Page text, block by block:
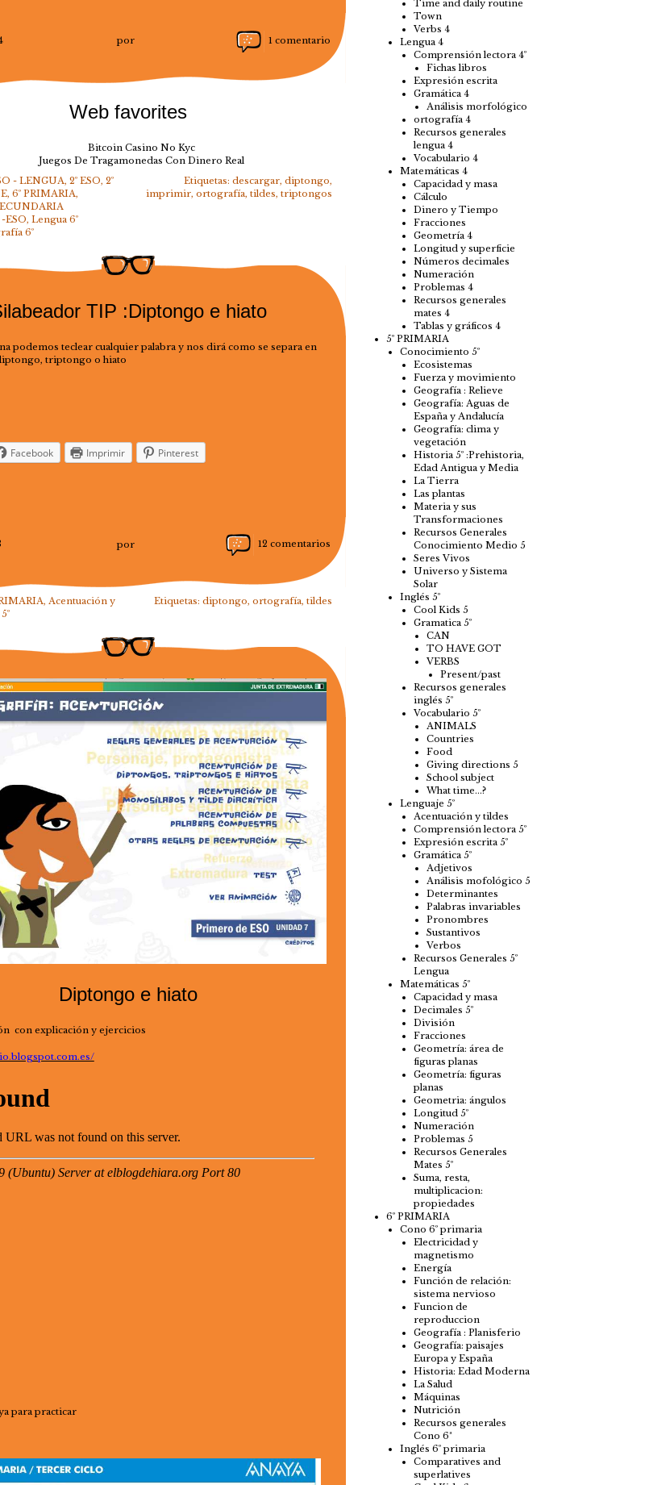
por 1 comentario
Web favorites
Bitcoin Casino No Kyc
Juegos De Tragamonedas Con Dinero Real
- LENGUA, 2º ESO, 2º
, 6º PRIMARIA,
ESO, Lengua 6º
6º
Etiquetas:descargar,diptongo,
imprimir,ortografía,tildes,triptongos
TIP :Diptongo e hiato
podemos teclear cualquier palabra y nos dirá como se separa en
triptongo o hiato
Facebook Imprimir Pinterest
por 12 comentarios
, Acentuación y
Etiquetas:diptongo,ortografía,tildes
Diptongo e hiato
con explicación y ejercicios
para practicar
Time and daily routine
Town
Verbs 4
Lengua 4
Comprensión lectora 4º
Fichas libros
Expresión escrita
Gramática 4
Análisis morfológico
ortografía 4
Recursos generales
lengua 4
Vocabulario 4
Matemáticas 4
Capacidad y masa
Cálculo
Dinero y Tiempo
Fracciones
Geometría 4
Longitud y superficie
Números decimales
Numeración
Problemas 4
Recursos generales
mates 4
Tablas y gráficos 4
5º PRIMARIA
Conocimiento 5º
Ecosistemas
Fuerza y movimiento
Geografía : Relieve
Geografía: Aguas de
España y Andalucía
Geografía: clima y
vegetación
Historia 5º :Prehistoria,
Edad Antigua y Media
La Tierra
Las plantas
Materia y sus
Transformaciones
Recursos Generales
Conocimiento Medio 5
Seres Vivos
Universo y Sistema
Solar
Inglés 5º
Cool Kids 5
Gramatica 5º
CAN
TO HAVE GOT
VERBS
Present/past
Recursos generales
inglés 5º
Vocabulario 5º
ANIMALS
Countries
Food
Giving directions 5
School subject
What time…?
Lenguaje 5º
Acentuación y tildes
Comprensión lectora 5º
Expresión escrita 5º
Gramática 5º
Adjetivos
Análisis mofológico 5
Determinantes
Palabras invariables
Pronombres
Sustantivos
Verbos
Recursos Generales 5º
Lengua
Matemáticas 5º
Capacidad y masa
Decimales 5º
División
Fracciones
Geometría: área de
figuras planas
Geometría: figuras
planas
Geometria: ángulos
Longitud 5º
Numeración
Problemas 5
Recursos Generales
Mates 5º
Suma, resta,
multiplicacion:
propiedades
6º PRIMARIA
Cono 6º primaria
Electricidad y
magnetismo
Energía
Función de relación:
sistema nervioso
Funcion de
reproduccion
Geografía : Planisferio
Geografía: paisajes
Europa y España
Historia: Edad Moderna
La Salud
Máquinas
Nutrición
Recursos generales
Cono 6ª
Inglés 6º primaria
Comparatives and
superlatives